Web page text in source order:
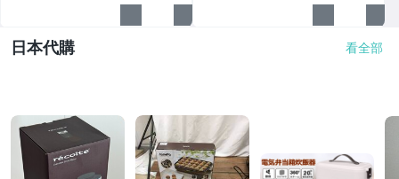
日本代購 看全部